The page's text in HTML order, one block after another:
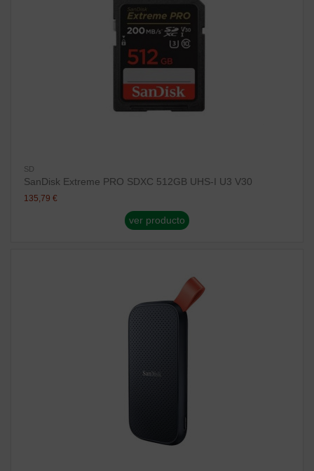
SD
SanDisk Extreme PRO SDXC 512GB UHS-I U3 V30
135,79 €
ver producto